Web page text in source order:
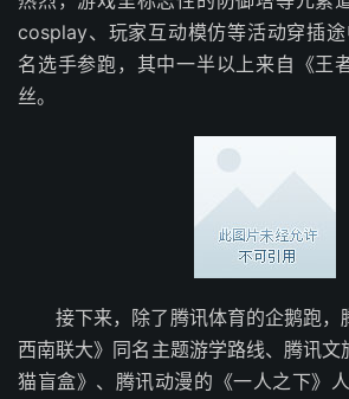
cosplay、玩家互动模仿等活动穿插
名选手参跑，其中一半以上来自《王
丝。
接下来，除了腾讯体育的企鹅跑，
西南联大》同名主题游学路线、腾讯
猫盲盒》、腾讯动漫的《一人之下》